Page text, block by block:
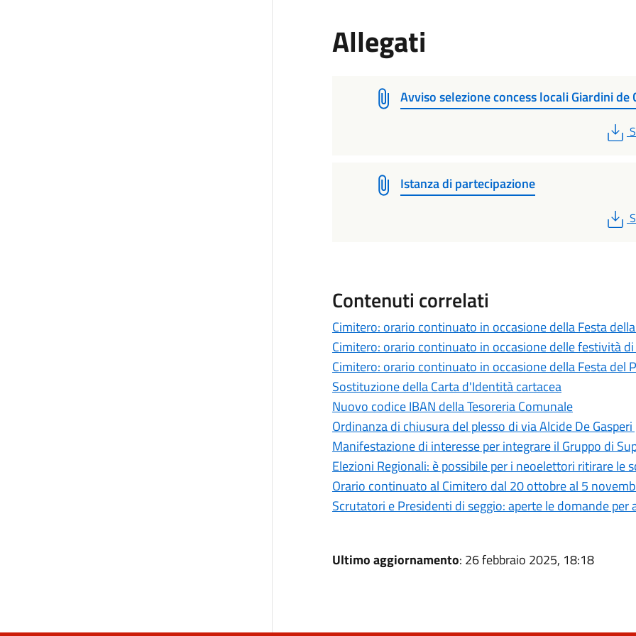
Allegati
Avviso selezione concess locali Giardini de
Istanza di partecipazione
Contenuti correlati
Cimitero: orario continuato in occasione della Festa
Cimitero: orario continuato in occasione delle festività
Cimitero: orario continuato in occasione della Festa del
Sostituzione della Carta d'Identità cartacea
Nuovo codice IBAN della Tesoreria Comunale
Ordinanza di chiusura del plesso di via Alcide De
Manifestazione di interesse per integrare il Gruppo di
Elezioni Regionali: è possibile per i neoelettori ritirare le
Orario continuato al Cimitero dal 20 ottobre al 5
Scrutatori e Presidenti di seggio: aperte le domande per
Ultimo aggiornamento: 26 febbraio 2025, 18:18